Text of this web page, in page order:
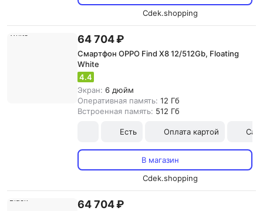
Cdek.shopping
64 704 ₽
Смартфон OPPO Find X8 12/512Gb, Floating
White
4.4
Экран: 6 дюйм
Оперативная память: 12 Гб
Встроенная память: 512 Гб
Есть Оплата картой
В магазин
Cdek.shopping
64 704 ₽